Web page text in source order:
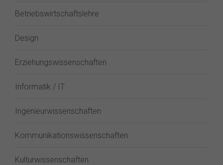
Betriebswirtschaftslehre
Design
Erziehungswissenschaften
Informatik / IT
Ingenieurwissenschaften
Kommunikationswissenschaften
Kulturwissenschaften